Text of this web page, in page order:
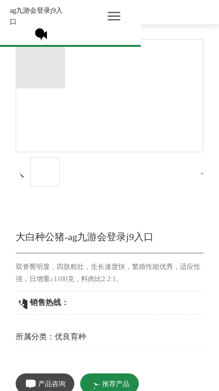
ag九游会登录j9入
口
所有分类 >
大白种公猪-ag九游会登录j9入口
双脊臀明显，四肢粗壮，生长速度快，繁殖性能优秀，适应性
强，日增重≥1100克，料肉比2.2:1。
销售热线：
所属分类：优良育种
产品咨询 推荐产品